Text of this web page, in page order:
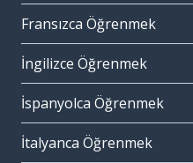
Fransızca Öğrenmek
İngilizce Öğrenmek
İspanyolca Öğrenmek
İtalyanca Öğrenmek